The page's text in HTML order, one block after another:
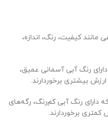
مانند کیفیت، رنگ، اندازه،
دارای رنگ آبی آسمانی عمیق،
بیشتری برخوردارند.
دارای رنگ آبی کم‌رنگ، رگه‌های
برخوردارند.